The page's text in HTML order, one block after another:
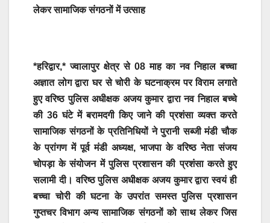
लेकर सामाजिक संगठनों में उत्साह
*हरिद्वार,* ज्वालापुर क्षेत्र से 08 माह का नव निहाल बच्चा
अज्ञात लोग द्वारा घर से चोरी के घटनाक्रम पर विराम लगाते
हुए वरिष्ठ पुलिस अधीक्षक अजय कुमार द्वारा नव निहाल बच्चे
की 36 घंटे में बरामदगी किए जाने की प्रशंसा व्यक्त करते
सामाजिक संगठनों के प्रतिनिधियों ने पुरानी सब्जी मंडी चौक
के प्रांगण में पूर्व मंडी अध्यक्ष, भाजपा के वरिष्ठ नेता संजय
चोपड़ा के संयोजन में पुलिस प्रशासन की प्रशंसा करते हुए
सलामी दी। वरिष्ठ पुलिस अधीक्षक अजय कुमार द्वारा स्वयं ही
बच्चा चोरी की घटना के उपरांत समस्त पुलिस प्रशासन
गुप्तचर विभाग अन्य सामाजिक संगठनों को साथ लेकर जिस